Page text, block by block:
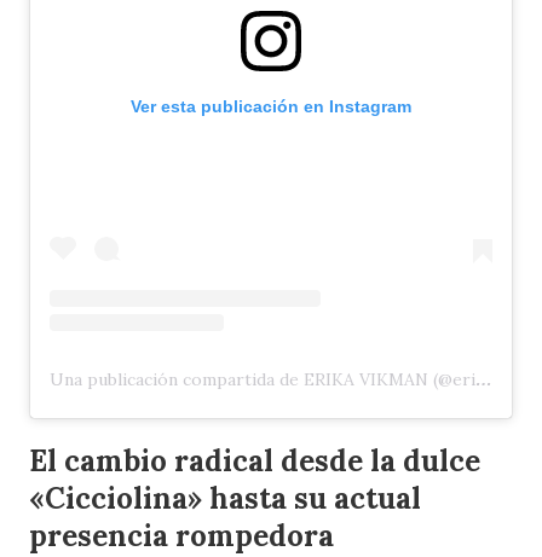
Ver esta publicación en Instagram
Una publicación compartida de ERIKA VIKMAN (@erikavikman)
El cambio radical desde la dulce
«Cicciolina» hasta su actual
presencia rompedora